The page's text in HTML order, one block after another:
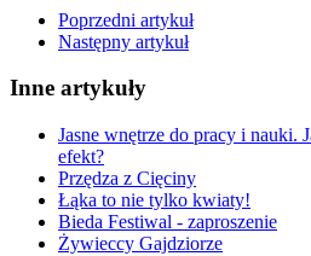
Poprzedni artykuł
Następny artykuł
Inne artykuły
Jasne wnętrze do pracy i nauki.
efekt?
Przędza z Cięciny
Łąka to nie tylko kwiaty!
Bieda Festiwal - zaproszenie
Żywieccy Gajdziorze